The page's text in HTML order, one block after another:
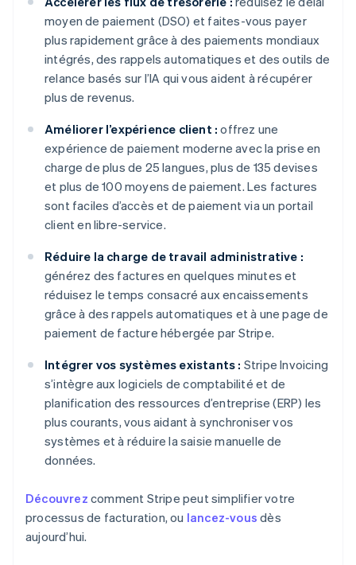
moyen de paiement (DSO) et faites-vous payer
plus rapidement grâce à des paiements mondiaux
intégrés, des rappels automatiques et des outils de
relance basés sur l’IA qui vous aident à récupérer
plus de revenus.
Améliorer l’expérience client : offrez une
expérience de paiement moderne avec la prise en
charge de plus de 25 langues, plus de 135 devises
et plus de 100 moyens de paiement. Les factures
sont faciles d’accès et de paiement via un portail
client en libre-service.
Réduire la charge de travail administrative :
générez des factures en quelques minutes et
réduisez le temps consacré aux encaissements
grâce à des rappels automatiques et à une page de
paiement de facture hébergée par Stripe.
Intégrer vos systèmes existants : Stripe Invoicing
s’intègre aux logiciels de comptabilité et de
planification des ressources d’entreprise (ERP) les
plus courants, vous aidant à synchroniser vos
systèmes et à réduire la saisie manuelle de
données.
Découvrez comment Stripe peut simplifier votre
processus de facturation, ou lancez-vous dès
aujourd’hui.